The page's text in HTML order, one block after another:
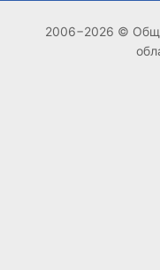
2006−2026 ©